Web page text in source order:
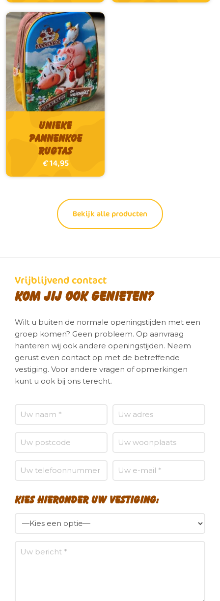
Unieke
Pannenkoe
Rugtas
€14,95
Bekijk alle producten
Vrijblijvend contact
Kom jij ook genieten?
Wilt u buiten de normale openingstijden met een
groep komen? Geen probleem. Op aanvraag
hanteren wij ook andere openingstijden. Neem
gerust even contact op met de betreffende
vestiging. Voor andere vragen of opmerkingen
kunt u ook bij ons terecht.
Kies hieronder uw vestiging: